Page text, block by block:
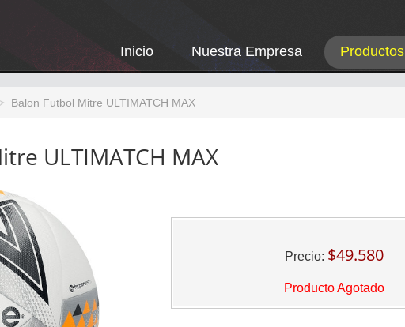
Inicio Nuestra Empresa Productos
Balon Futbol Mitre ULTIMATCH MAX
ULTIMATCH MAX
Precio: $49.580
Producto Agotado